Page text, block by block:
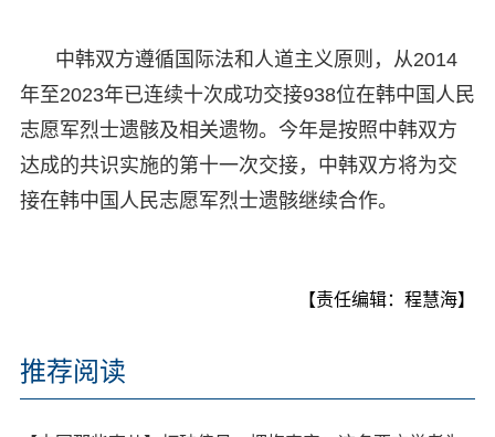
中韩双方遵循国际法和人道主义原则，从2014
年至2023年已连续十次成功交接938位在韩中国人民
志愿军烈士遗骸及相关遗物。今年是按照中韩双方
达成的共识实施的第十一次交接，中韩双方将为交
接在韩中国人民志愿军烈士遗骸继续合作。
【责任编辑：程慧海】
推荐阅读